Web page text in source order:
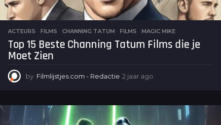
ACTEURS ,FILMS CHANNING TATUM ,FILMS ,MAGIC MIKE
Top 15 Beste Channing Tatum Films die je
Moet Zien
by Filmlijstjes.com - Redactie 2 jaar ago
a